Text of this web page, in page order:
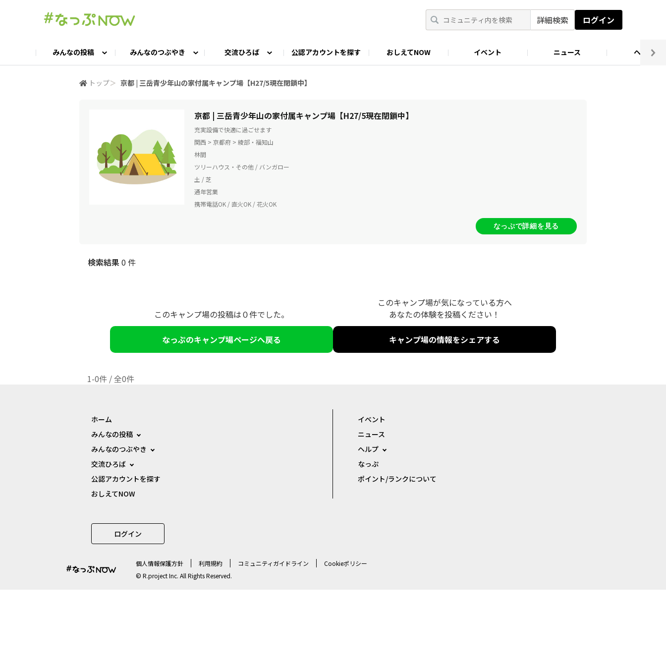
詳細検索 ログイン
みんなの投稿
みんなの投稿
みんなのつぶやき 交流ひろば
ファミキャン好き集まれ！
キャンプ飯LABO ゆるっと釣り部 山好きの会 わたしの推しキャンプ場
公認アカウントを探す おしえてNOW イベント ニュース ヘルプ
トップ＞ 京都 | 三岳青少年山の家付属キャンプ場【H27/5現在閉鎖中】
京都 | 三岳青少年山の家付属キャンプ場【H27/5現在閉鎖中】
充実設備で快適に過ごせます
関西 > 京都府 > 綾部・福知山
林間
ツリーハウス・その他 / バンガロー
土 / 芝
通年営業
携帯電話OK / 直火OK / 花火OK
なっぷで詳細を見る
検索結果0 件
このキャンプ場の投稿は０件でした。
なっぷのキャンプ場ページへ戻る
このキャンプ場が気になっている方へ
あなたの体験を投稿ください！
キャンプ場の情報をシェアする
1-0件 / 全0件
ホーム
みんなの投稿
みんなのつぶやき
交流ひろば
公認アカウントを探す
おしえてNOW
イベント
ニュース
ヘルプ
なっぷ
ポイント/ランクについて
ログイン
個⼈情報保護⽅針 利用規約 コミュニティガイドライン
Cookieポリシー
© R.project Inc. All Rights Reserved.